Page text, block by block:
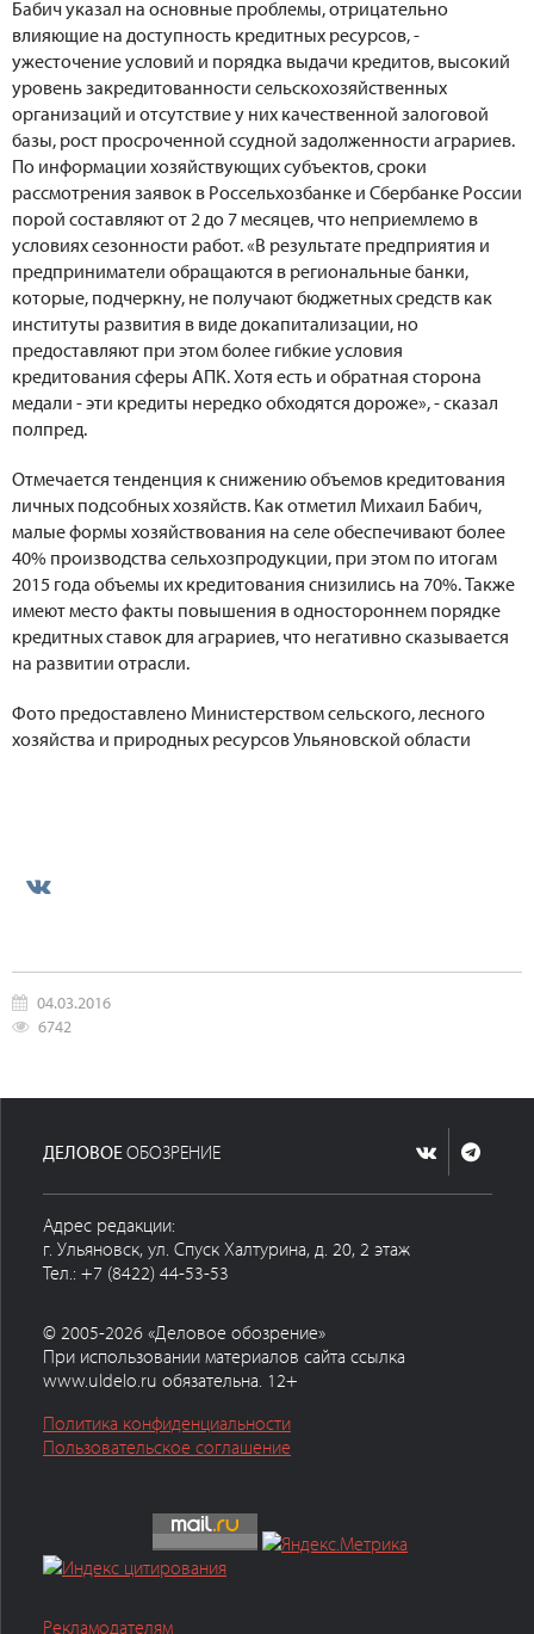
Бабич указал на основные проблемы, отрицательно
влияющие на доступность кредитных ресурсов, -
ужесточение условий и порядка выдачи кредитов, высокий
уровень закредитованности сельскохозяйственных
организаций и отсутствие у них качественной залоговой
базы, рост просроченной ссудной задолженности аграриев.
По информации хозяйствующих субъектов, сроки
рассмотрения заявок в Россельхозбанке и Сбербанке России
порой составляют от 2 до 7 месяцев, что неприемлемо в
условиях сезонности работ. «В результате предприятия и
предприниматели обращаются в региональные банки,
которые, подчеркну, не получают бюджетных средств как
институты развития в виде докапитализации, но
предоставляют при этом более гибкие условия
кредитования сферы АПК. Хотя есть и обратная сторона
медали - эти кредиты нередко обходятся дороже», - сказал
полпред.
Отмечается тенденция к снижению объемов кредитования
личных подсобных хозяйств. Как отметил Михаил Бабич,
малые формы хозяйствования на селе обеспечивают более
40% производства сельхозпродукции, при этом по итогам
2015 года объемы их кредитования снизились на 70%. Также
имеют место факты повышения в одностороннем порядке
кредитных ставок для аграриев, что негативно сказывается
на развитии отрасли.
Фото предоставлено Министерством сельского, лесного
хозяйства и природных ресурсов Ульяновской области
04.03.2016
6742
ДЕЛОВОЕ ОБОЗРЕНИЕ
Адрес редакции:
г. Ульяновск, ул. Спуск Халтурина, д. 20, 2 этаж
Тел.: +7 (8422) 44-53-53
© 2005-2026 «Деловое обозрение»
При использовании материалов сайта ссылка
www.uldelo.ru обязательна. 12+
Политика конфиденциальности
Пользовательское соглашение
Рекламодателям